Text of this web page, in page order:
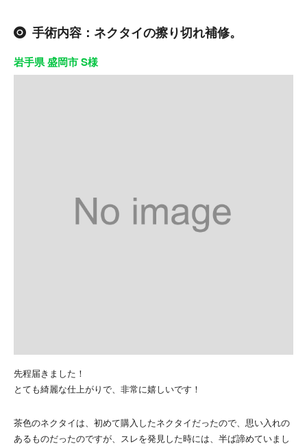
手術内容：ネクタイの擦り切れ補修。
岩手県 盛岡市 S様
先程届きました！
とても綺麗な仕上がりで、非常に嬉しいです！
茶色のネクタイは、初めて購入したネクタイだったので、思い入れの
あるものだったのですが、スレを発見した時には、半ば諦めていまし